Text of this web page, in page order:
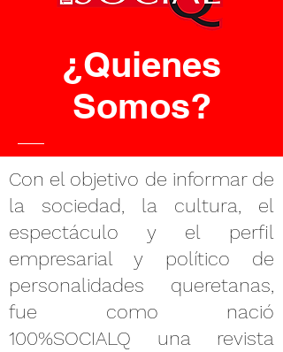
¿Quienes
Somos?
Con el objetivo de informar de
la sociedad, la cultura, el
espectáculo y el perfil
empresarial y político de
personalidades queretanas,
fue como nació
100%SOCIALQ una revista